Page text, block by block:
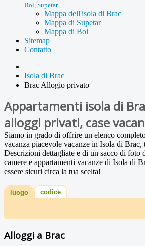
Bol, Supetar
Mappa dell'isola di Brac
Mappa di Supetar
Mappa di Bol
Sitemap
Contatto
Isola di Brac
Brac Allogio privato
Appartamenti isola di
alloggi privati, case
Siamo in grado di offrire un elenco
vacanza piacevole vacanze in Isola di Brac,
Descrizioni dettagliate e di un sacco di foto
camere e appartamenti vacanze di Isola di
essere sicuri circa la tua scelta!
luogo codice
Alloggi a Brac